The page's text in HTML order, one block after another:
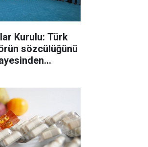
Kurulu: Türk
sözcülüğünü